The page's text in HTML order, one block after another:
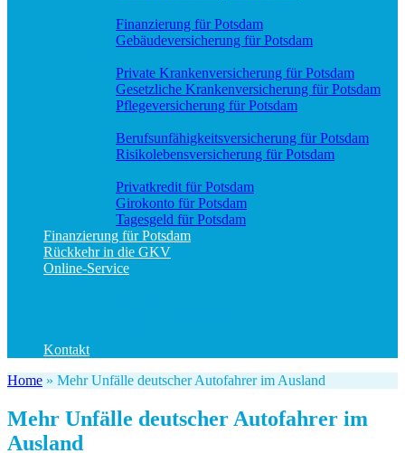
Finanzierung für Potsdam
Gebäudeversicherung für Potsdam
Private Krankenversicherung für Potsdam
Gesetzliche Krankenversicherung für Potsdam
Pflegeversicherung für Potsdam
Berufs­unfähigkeitsversicherung für Potsdam
Risikolebensversicherung für Potsdam
Privatkredit für Potsdam
Girokonto für Potsdam
Tagesgeld für Potsdam
Finanzierung für Potsdam
Rückkehr in die GKV
Online-Service
Kontakt
Home » Mehr Unfälle deutscher Autofahrer im Ausland
Mehr Unfälle deutscher Autofahrer im
Ausland